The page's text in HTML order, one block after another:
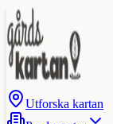
Utforska kartan